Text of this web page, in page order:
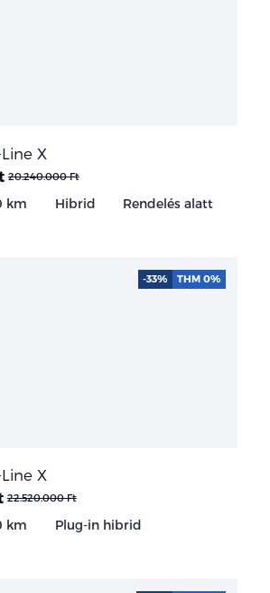
X
20.240.000 Ft
km Hibrid Rendelés alatt
X
22.520.000 Ft
km Plug-in hibrid
-33% THM 0%